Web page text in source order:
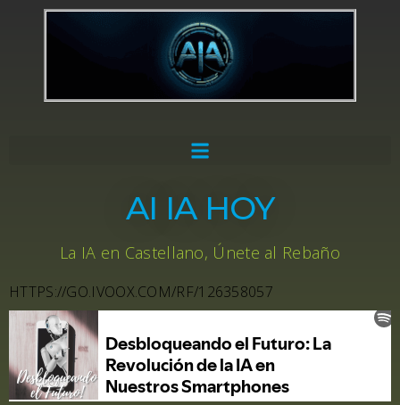
AI IA HOY
La IA en Castellano, Únete al Rebaño
HTTPS://GO.IVOOX.COM/RF/126358057